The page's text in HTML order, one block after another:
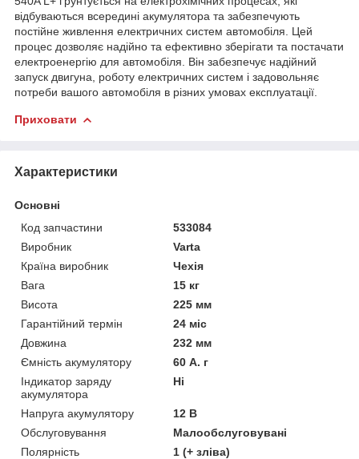
відбуваються всередині акумулятора та забезпечують
постійне живлення електричних систем автомобіля. Цей
процес дозволяє надійно та ефективно зберігати та постачати
електроенергію для автомобіля. Він забезпечує надійний
запуск двигуна, роботу електричних систем і задовольняє
потреби вашого автомобіля в різних умовах експлуатації.
Приховати
Характеристики
Основні
Код запчастини
533084
Виробник
Varta
Країна виробник
Чехія
Вага
15 кг
Висота
225 мм
Гарантійний термін
24 міс
Довжина
232 мм
Ємність акумулятору
60 А. г
Індикатор заряду
акумулятора
Ні
Напруга акумулятору
12 В
Обслуговування
Малообслуговувані
Полярність
1 (+ зліва)